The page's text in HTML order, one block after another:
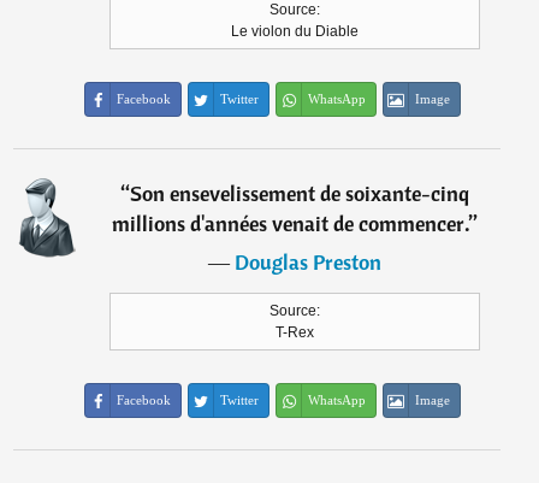
Source:
Le violon du Diable
Facebook Twitter WhatsApp Image
“Son ensevelissement de soixante-cinq
millions d'années venait de commencer.”
―Douglas Preston
Source:
T-Rex
Facebook Twitter WhatsApp Image